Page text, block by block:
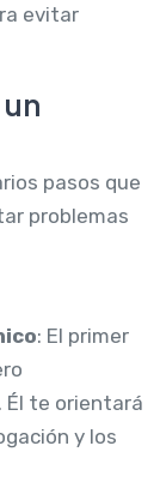
evitar
pasos que
problemas
: El primer
Él te orientará
y los